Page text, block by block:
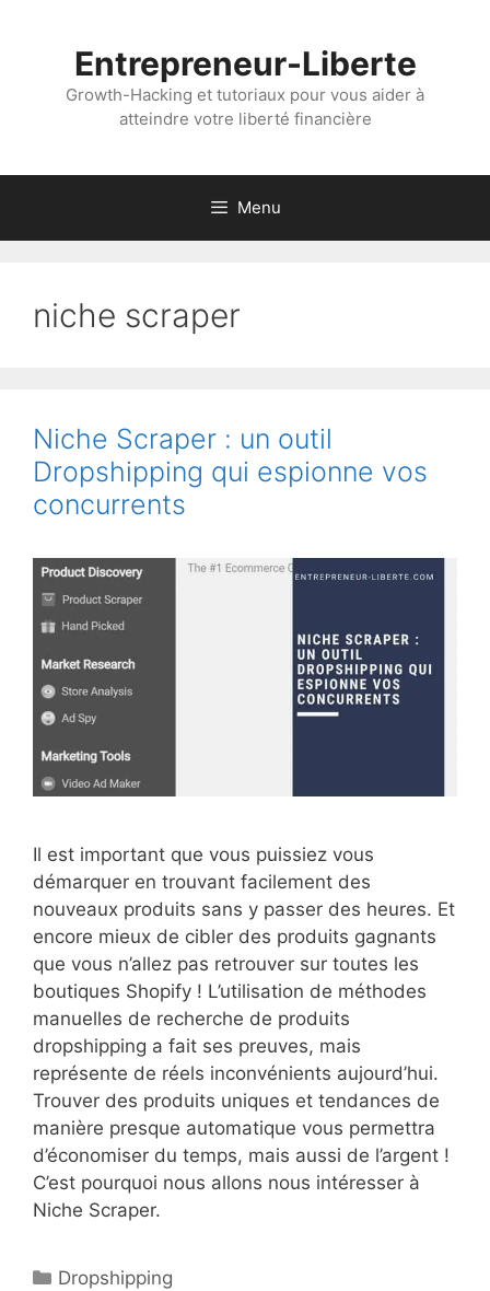
Entrepreneur-Liberte
Growth-Hacking et tutoriaux pour vous aider à
atteindre votre liberté financière
Menu
niche scraper
Niche Scraper : un outil
Dropshipping qui espionne vos
concurrents
Il est important que vous puissiez vous
démarquer en trouvant facilement des
nouveaux produits sans y passer des heures. Et
encore mieux de cibler des produits gagnants
que vous n’allez pas retrouver sur toutes les
boutiques Shopify ! L’utilisation de méthodes
manuelles de recherche de produits
dropshipping a fait ses preuves, mais
représente de réels inconvénients aujourd’hui.
Trouver des produits uniques et tendances de
manière presque automatique vous permettra
d’économiser du temps, mais aussi de l’argent !
C’est pourquoi nous allons nous intéresser à
Niche Scraper.
Catégories
Dropshipping